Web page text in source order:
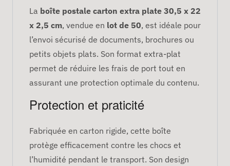
La boîte postale carton extra plate 30,5 x 22
x 2,5 cm, vendue en lot de 50, est idéale pour
l’envoi sécurisé de documents, brochures ou
petits objets plats. Son format extra-plat
permet de réduire les frais de port tout en
assurant une protection optimale du contenu.
Protection et praticité
Fabriquée en carton rigide, cette boîte
protège efficacement contre les chocs et
l’humidité pendant le transport. Son design